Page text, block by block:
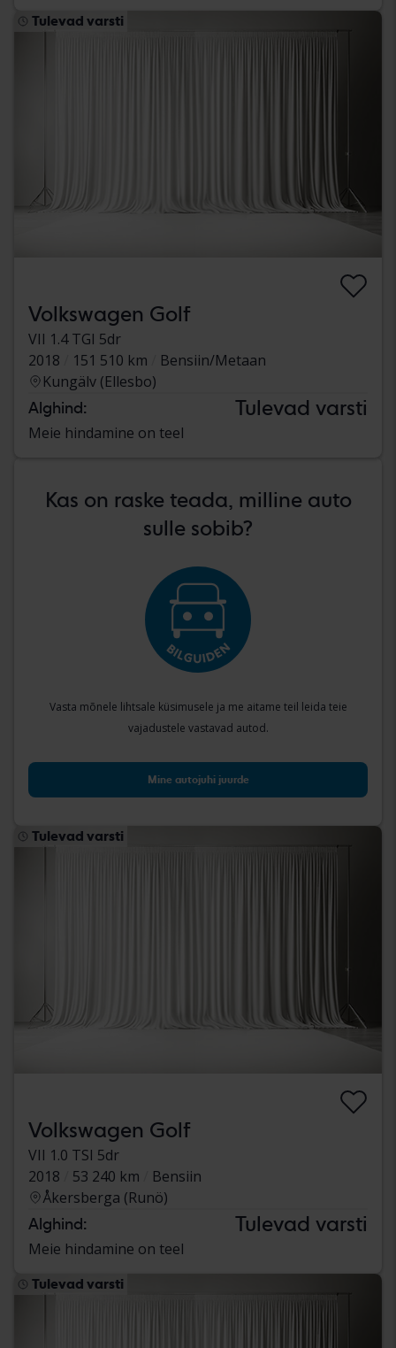
Tulevad varsti
Volkswagen Golf
VII 1.4 TGI 5dr
2018
151 510 km
Bensiin/Metaan
Kungälv (Ellesbo)
Alghind: Tulevad varsti
Meie hindamine on teel
Kas on raske teada, milline auto
sulle sobib?
Vasta mõnele lihtsale küsimusele ja me aitame teil leida teie
vajadustele vastavad autod.
Mine autojuhi juurde
Tulevad varsti
Volkswagen Golf
VII 1.0 TSI 5dr
2018
53 240 km
Bensiin
Åkersberga (Runö)
Alghind: Tulevad varsti
Meie hindamine on teel
Tulevad varsti